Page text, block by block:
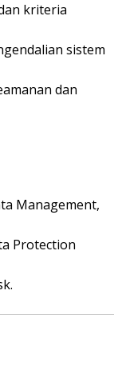
kriteria
sistem
dan
Management,
Protection